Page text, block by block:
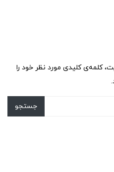
کلمه‌ی کلیدی مورد نظر خود را
جستجو